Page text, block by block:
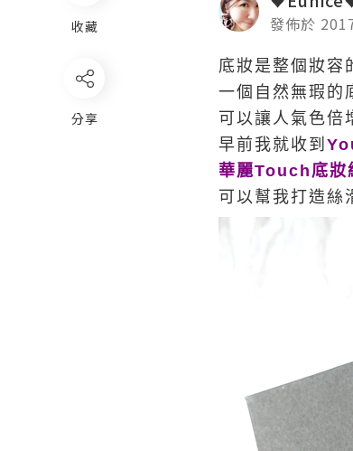
收藏
分享
發佈於
底妝是整個妝容
一個自然無瑕的
可以讓人氣色倍
早前我就收到
華麗Touch底妝
可以幫我打造絲